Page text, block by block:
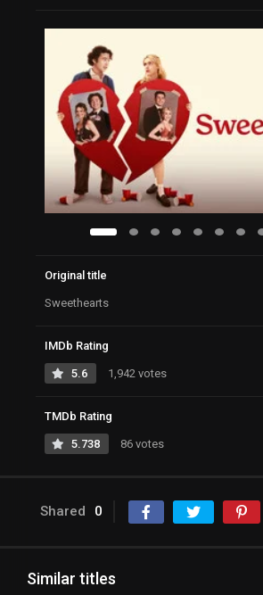
Original title
Sweethearts
IMDb Rating
5.6 1,942 votes
TMDb Rating
5.738 86 votes
Shared 0
Similar titles